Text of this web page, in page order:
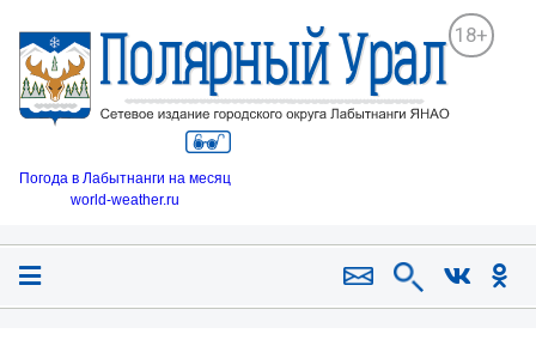
18+
Погода в Лабытнанги на месяц
world-weather.ru